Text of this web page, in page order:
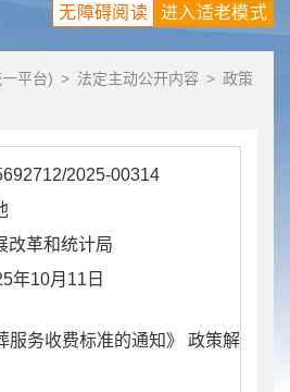
进入适老模式
无障碍阅读
平台) > 法定主动公开内容 > 政策
2025-00314
改革和统计局
年10月11日
服务收费标准的通知》 政策解